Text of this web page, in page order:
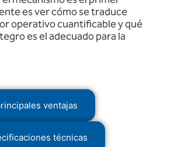
es ver cómo se traduce
operativo cuantificable y qué
es el adecuado para la
ventajas
técnicas